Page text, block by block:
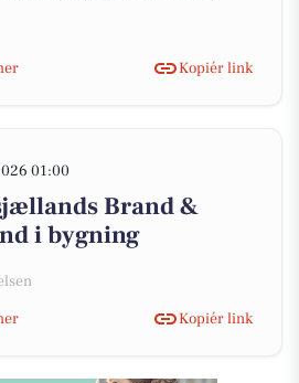
Kopiér link
01:00
Brand &
i bygning
Kopiér link